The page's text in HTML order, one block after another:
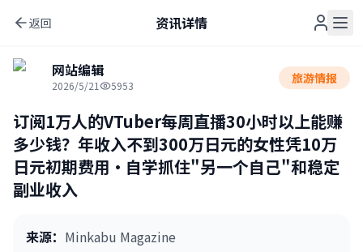
返回 资讯详情
网站编辑
2026/5/21 5953 旅游情报
订阅1万人的VTuber每周直播30小时以上能赚
多少钱？年收入不到300万日元的女性凭10万
日元初期费用·自学抓住"另一个自己"和稳定
副业收入
来源： Minkabu Magazine